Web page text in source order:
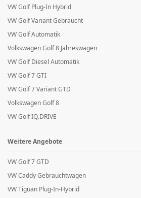
VW Golf Plug-In Hybrid
VW Golf Variant Gebraucht
VW Golf Automatik
Volkswagen Golf 8 Jahreswagen
VW Golf Diesel Automatik
VW Golf 7 GTI
VW Golf 7 Variant GTD
Volkswagen Golf 8
VW Golf IQ.DRIVE
Weitere Angebote
VW Golf 7 GTD
VW Caddy Gebrauchtwagen
VW Tiguan Plug-In-Hybrid